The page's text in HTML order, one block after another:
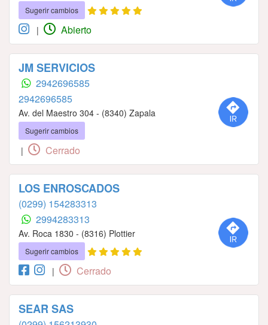
Sugerir cambios
| Abierto
JM SERVICIOS
2942696585
2942696585
Av. del Maestro 304 - (8340) Zapala
Sugerir cambios
| Cerrado
LOS ENROSCADOS
(0299) 154283313
2994283313
Av. Roca 1830 - (8316) Plottier
Sugerir cambios
| Cerrado
SEAR SAS